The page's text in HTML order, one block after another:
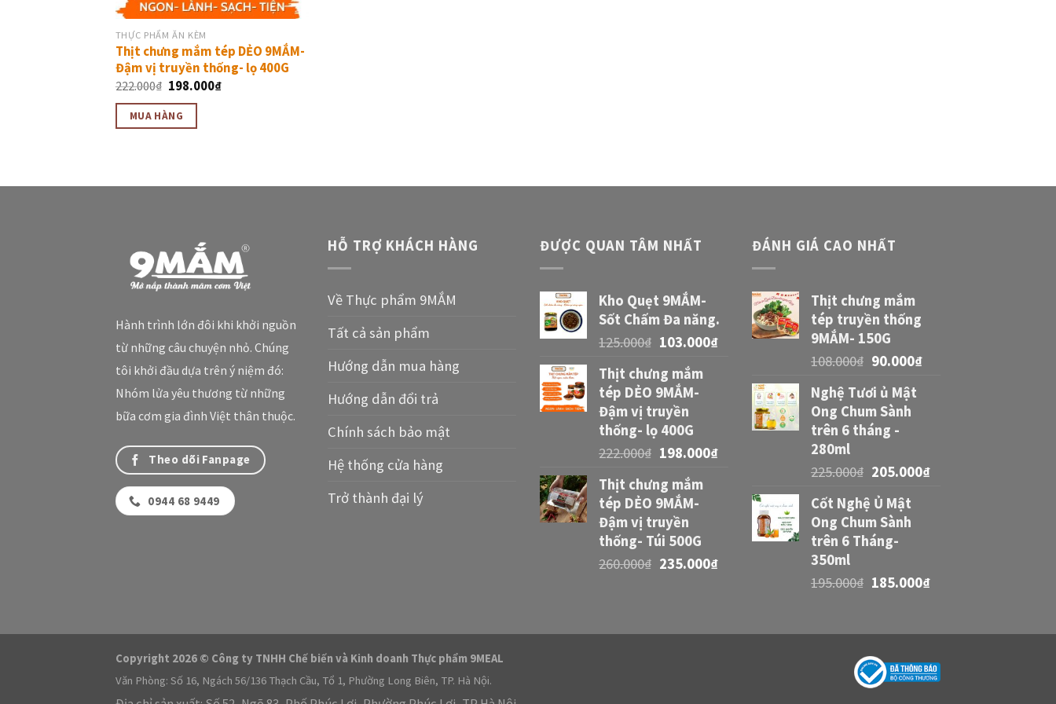
THỰC PHẨM ĂN KÈM
Thịt chưng mắm tép DẺO 9MẮM-
Đậm vị truyền thống- lọ 400G
222.000₫ 198.000₫
MUA HÀNG
Hành trình lớn đôi khi khởi nguồn
từ những câu chuyện nhỏ. Chúng
tôi khởi đầu dựa trên ý niệm đó:
Nhóm lửa yêu thương từ những
bữa cơm gia đình Việt thân thuộc.
Theo dõi Fanpage
0944 68 9449
HỖ TRỢ KHÁCH HÀNG
Về Thực phẩm 9MẮM
Tất cả sản phẩm
Hướng dẫn mua hàng
Hướng dẫn đổi trả
Chính sách bảo mật
Hệ thống cửa hàng
Trở thành đại lý
ĐƯỢC QUAN TÂM NHẤT
Kho Quẹt 9MẮM-
Sốt Chấm Đa năng.
125.000₫ 103.000₫
Thịt chưng mắm
tép DẺO 9MẮM-
Đậm vị truyền
thống- lọ 400G
222.000₫ 198.000₫
Thịt chưng mắm
tép DẺO 9MẮM-
Đậm vị truyền
thống- Túi 500G
260.000₫ 235.000₫
ĐÁNH GIÁ CAO NHẤT
Thịt chưng mắm
tép truyền thống
9MẮM- 150G
108.000₫ 90.000₫
Nghệ Tươi ủ Mật
Ong Chum Sành
trên 6 tháng -
280ml
225.000₫ 205.000₫
Cốt Nghệ Ủ Mật
Ong Chum Sành
trên 6 Tháng-
350ml
195.000₫ 185.000₫
Copyright 2026 © Công ty TNHH Chế biến và Kinh doanh Thực phẩm 9MEAL
Văn Phòng: Số 16, Ngách 56/136 Thạch Cầu, Tổ 1, Phường Long Biên, TP. Hà Nội.